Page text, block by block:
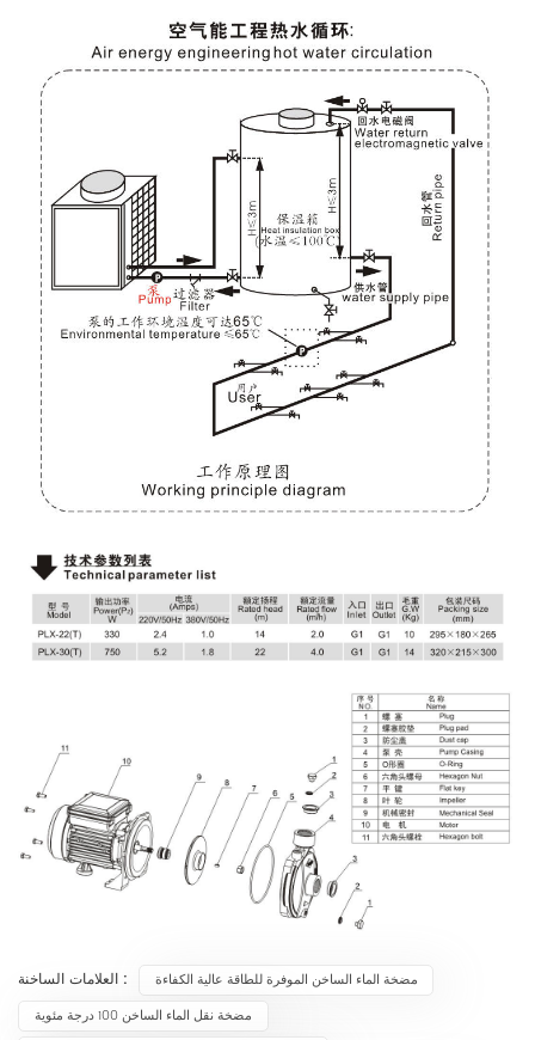
العلامات الساخنة :
مضخة الماء الساخن الموفرة للطاقة عالية الكفاءة
مضخة نقل الماء الساخن 100 درجة مئوية